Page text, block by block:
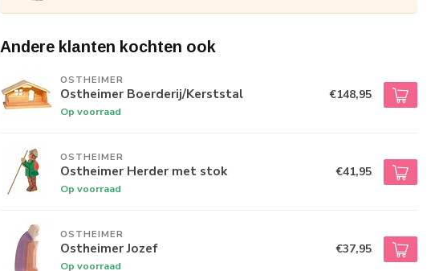
Andere klanten kochten ook
OSTHEIMER
Ostheimer Boerderij/Kerststal
Op voorraad
€148,95
OSTHEIMER
Ostheimer Herder met stok
Op voorraad
€41,95
OSTHEIMER
Ostheimer Jozef
Op voorraad
€37,95